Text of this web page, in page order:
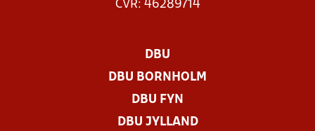
CVR: 46289714
DBU
DBU BORNHOLM
DBU FYN
DBU JYLLAND